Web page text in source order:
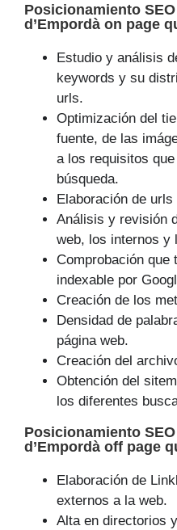
Posicionamiento
d’Empordà on page
Estudio y análisis
keywords y su
urls.
Optimización del
fuente, de las
a los requisitos
búsqueda.
Elaboración de
Análisis y revisión
web, los internos y
Comprobación que
indexable por
Creación de los
Densidad de
página web.
Creación del
Obtención del
los diferentes
Posicionamiento SEO
d’Empordà off page
Elaboración de
externos a la web.
Alta en directorios